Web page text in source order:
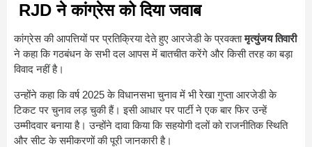
RJD ने कांग्रेस को दिया जवाब
कांग्रेस की आपत्तियों पर प्रतिक्रिया देते हुए आरजेडी के प्रवक्तामृत्युंजय तिवारी
ने कहा कि गठबंधन के सभी दल आपस में बातचीत करेंगे और किसी तरह का बड़ा
विवाद नहीं है।
उन्होंने कहा कि वर्ष 2025 के विधानसभा चुनाव में भी रेखा गुप्ता आरजेडी के
टिकट पर चुनाव लड़ चुकी हैं। इसी आधार पर पार्टी ने एक बार फिर उन्हें
उम्मीदवार बनाया है। उन्होंने दावा किया कि सहयोगी दलों को राजनीतिक स्थिति
और सीट के समीकरणों की पूरी जानकारी है।